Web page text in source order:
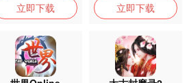
立即下载 立即下载